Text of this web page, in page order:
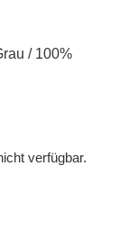
/ 100%
verfügbar.